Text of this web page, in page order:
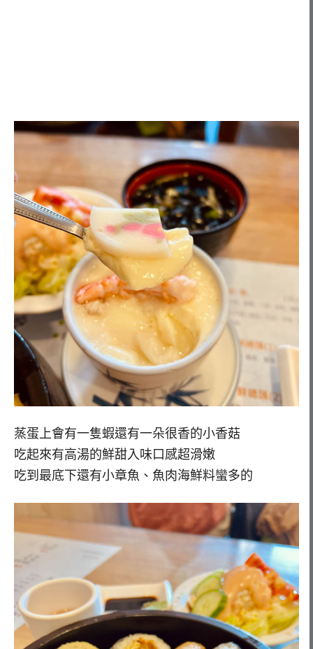
蒸蛋上會有一隻蝦還有一朵很香的小香菇
吃起來有高湯的鮮甜入味口感超滑嫩
吃到最底下還有小章魚、魚肉海鮮料蠻多的